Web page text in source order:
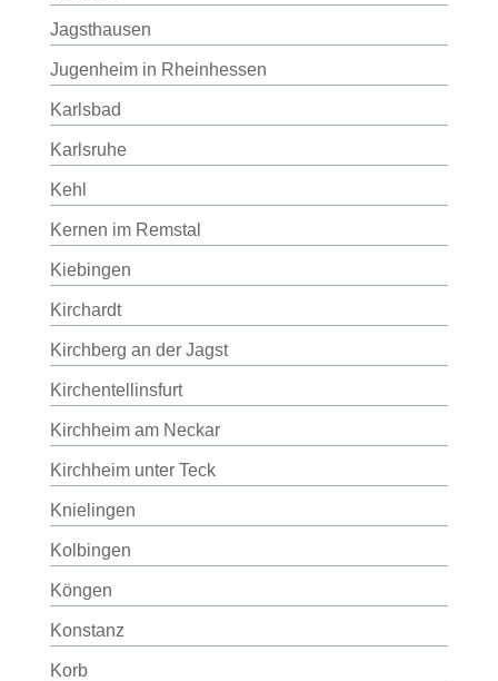
Jagsthausen
Jugenheim in Rheinhessen
Karlsbad
Karlsruhe
Kehl
Kernen im Remstal
Kiebingen
Kirchardt
Kirchberg an der Jagst
Kirchentellinsfurt
Kirchheim am Neckar
Kirchheim unter Teck
Knielingen
Kolbingen
Köngen
Konstanz
Korb